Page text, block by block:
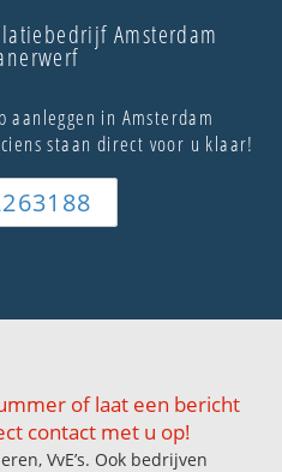
Amsterdam
aanleggen in Amsterdam
staan direct voor u klaar!
of laat een bericht
contact met u op!
VvE’s. Ook bedrijven